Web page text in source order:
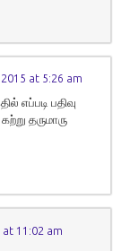
at 5:26 am
பதிவு
தருமாரு
11:02 am